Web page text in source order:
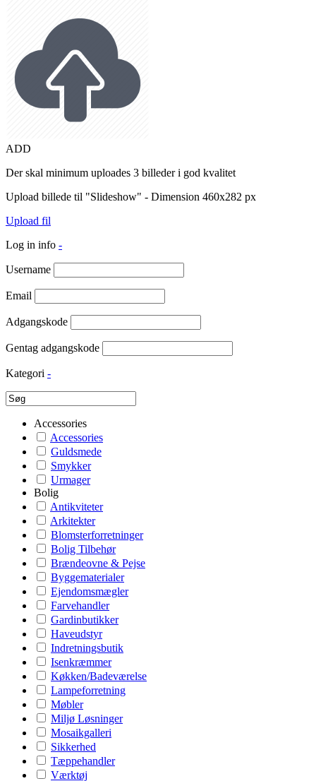
ADD
Der skal minimum uploades 3 billeder i god kvalitet
Upload billede til "Slideshow" - Dimension 460x282 px
Upload fil
Log in info -
Username
Email
Adgangskode
Gentag adgangskode
Kategori -
Accessories
Accessories
Guldsmede
Smykker
Urmager
Bolig
Antikviteter
Arkitekter
Blomsterforretninger
Bolig Tilbehør
Brændeovne & Pejse
Byggematerialer
Ejendomsmægler
Farvehandler
Gardinbutikker
Haveudstyr
Indretningsbutik
Isenkræmmer
Køkken/Badeværelse
Lampeforretning
Møbler
Miljø Løsninger
Mosaikgalleri
Sikkerhed
Tæppehandler
Værktøj